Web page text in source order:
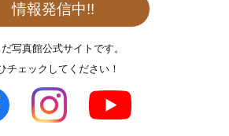
情報発信中!!
写真館公式サイトです。
チェックしてください！